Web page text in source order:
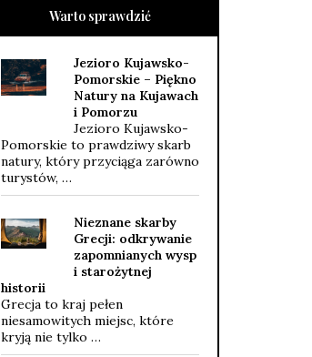
Warto sprawdzić
Jezioro Kujawsko-
Pomorskie – Piękno
Natury na Kujawach
i Pomorzu
Jezioro Kujawsko-
Pomorskie to prawdziwy skarb
natury, który przyciąga zarówno
turystów, …
Nieznane skarby
Grecji: odkrywanie
zapomnianych wysp
i starożytnej
historii
Grecja to kraj pełen
niesamowitych miejsc, które
kryją nie tylko …